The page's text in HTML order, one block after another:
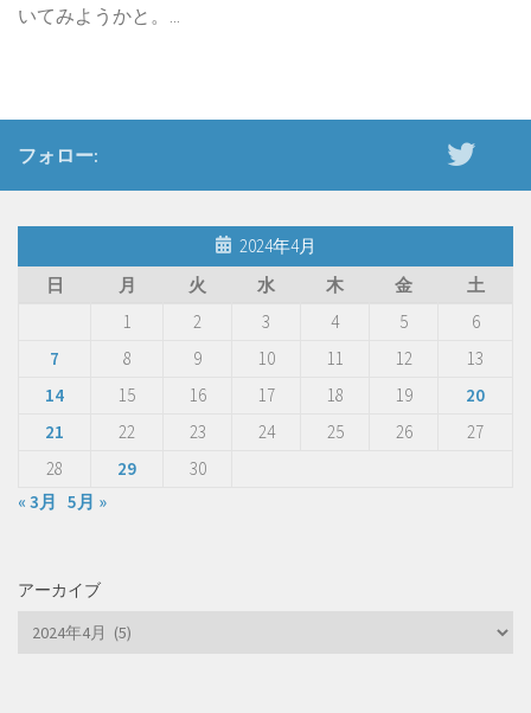
いてみようかと。...
フォロー:
2024年4月
日
月 火 水 木 金
土
1
2 3 4 5
6
7
8 9 10 11 12
13
14
15 16 17 18 19
20
21
22 23 24 25 26
27
28
29
30
« 3月 5月 »
アーカイブ
ア